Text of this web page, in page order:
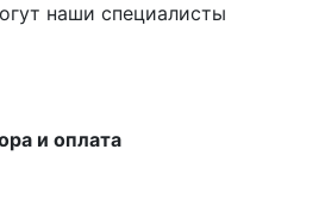
наши специалисты
и оплата